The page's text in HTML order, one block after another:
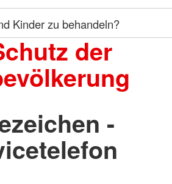
Kinder zu behandeln?
der
-